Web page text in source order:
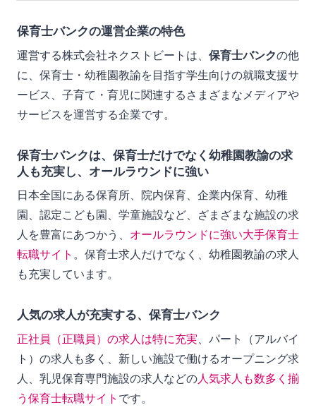
保育士バンクの運営企業の特色
運営する株式会社ネクストビートは、 保育士バンクの他
に、保育士・幼稚園教諭を目指す学生向けの就職支援サ
ービス、子育て・育児に関連するさまざまなメディアや
サービスを運営する企業です。
保育士バンクは、保育士だけでなく幼稚園教諭の求
人も充実し、オールラウンドに強い
日本全国にある保育所、院内保育、企業内保育、幼稚
園、認定こども園、学童施設など、ざまざまな施設の求
人を豊富にあつかう、 オールラウンドに強い大手保育士
転職サイト 。保育士求人だけでなく、幼稚園教諭の求人
も充実しています。
人気の求人が充実する、保育士バンク
正社員（正職員）の求人は特に充実 、パート（アルバイ
ト）の求人も多く、新しい施設で働けるオープニング求
人、乳児保育専門施設の求人などの人気求人も数多く揃
う保育士転職サイト です。